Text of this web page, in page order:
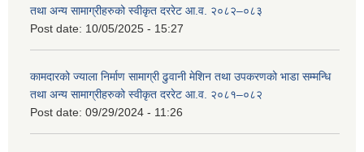
तथा अन्य सामाग्रीहरुको स्वीकृत दररेट आ.व. २०८२–०८३
Post date: 10/05/2025 - 15:27
कामदारको ज्याला निर्माण सामाग्री ढुवानी मेशिन तथा उपकरणको भाडा सम्मन्धि
तथा अन्य सामाग्रीहरुको स्वीकृत दररेट आ.व. २०८१–०८२
Post date: 09/29/2024 - 11:26